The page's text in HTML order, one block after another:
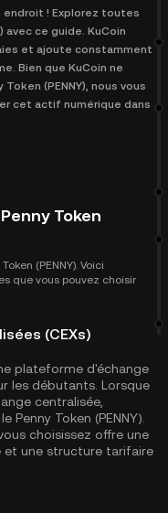
endroit ! Explorez toutes
avec ce guide. KuCoin
et ajoute constamment
Bien que KuCoin ne
(PENNY), nous vous
cet actif numérique dans
Token
(PENNY). Voici
que vous pouvez choisir
(CEXs)
plateforme d'échange
les débutants. Lorsque
centralisée,
Penny Token (PENNY).
choisissez offre une
et une structure tarifaire